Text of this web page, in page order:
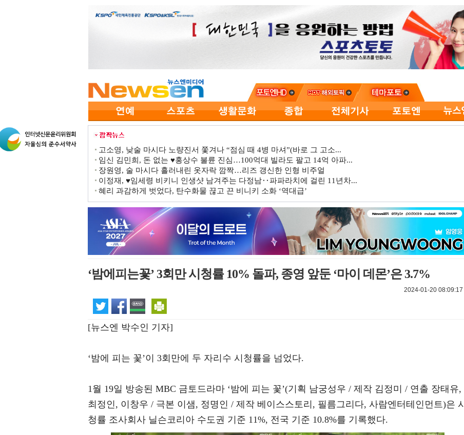
고소영, 낮술 마시다 노량진서 쫓겨나 “점심 때 4병 마셔”(바로 그 고소...
임신 김민희, 돈 없는 ♥홍상수 불륜 진심…100억대 빌라도 팔고 14억 아파...
장원영, 술 마시다 흘러내린 옷자락 깜짝…리즈 갱신한 인형 비주얼
이정재, ♥임세령 비키니 인생샷 남겨주는 다정남‥파파라치에 걸린 11년차...
혜리 과감하게 벗었다, 탄수화물 끊고 끈 비니키 소화 ‘역대급’
‘밤에피는꽃’ 3회만 시청률 10% 돌파, 종영 앞둔 ‘마이 데몬’은 3.7%
2024-01-20 08:09:17
[뉴스엔 박수인 기자]
‘밤에 피는 꽃’이 3회만에 두 자리수 시청률을 넘었다.
1월 19일 방송된 MBC 금토드라마 ‘밤에 피는 꽃’(기획 남궁성우 / 제작 김정미 / 연출 장태유,
최정인, 이창우 / 극본 이샘, 정명인 / 제작 베이스스토리, 필름그리다, 사람엔터테인먼트)은 시
청률 조사회사 닐슨코리아 수도권 기준 11%, 전국 기준 10.8%를 기록했다.